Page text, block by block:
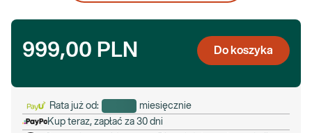
999,00 PLN Do koszyka
Rata już od:
miesięcznie
Kup teraz, zapłać za 30 dni